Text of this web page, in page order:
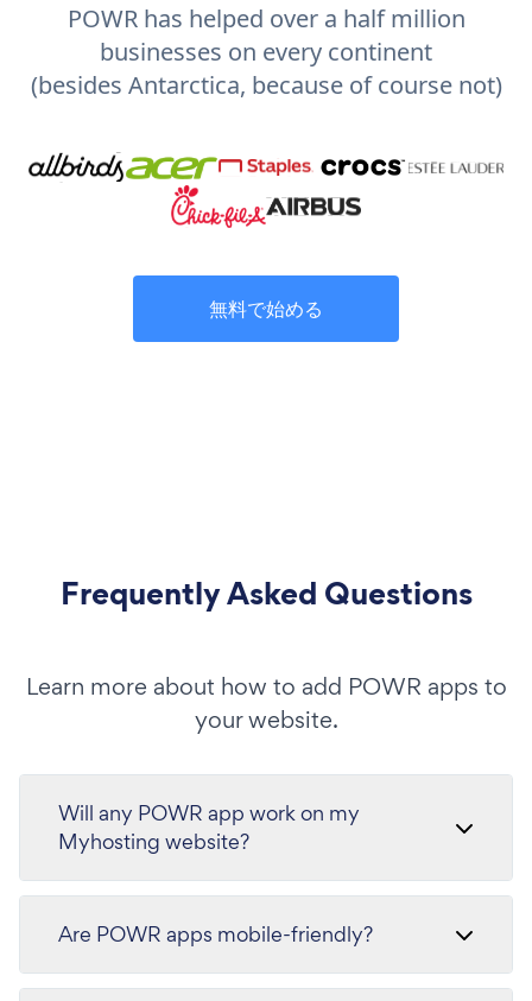
POWR has helped over a half million
businesses on every continent
(besides Antarctica, because of course not)
無料で始める
Frequently Asked Questions
Learn more about how to add POWR apps to
your website.
Will any POWR app work on my
Myhosting website?
Are POWR apps mobile-friendly?